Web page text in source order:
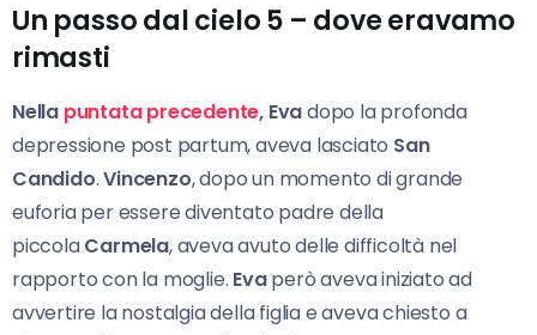
Un passo dal cielo 5 – dove eravamo
rimasti
Nella puntata precedente, Evadopo la profonda
depressione post partum, aveva lasciato San
Candido.Vincenzo, dopo un momento di grande
euforia per essere diventato padre della
piccolaCarmela, aveva avuto delle difficoltà nel
rapporto con la moglie. Evaperò aveva iniziato ad
avvertire la nostalgia della figlia e aveva chiesto a